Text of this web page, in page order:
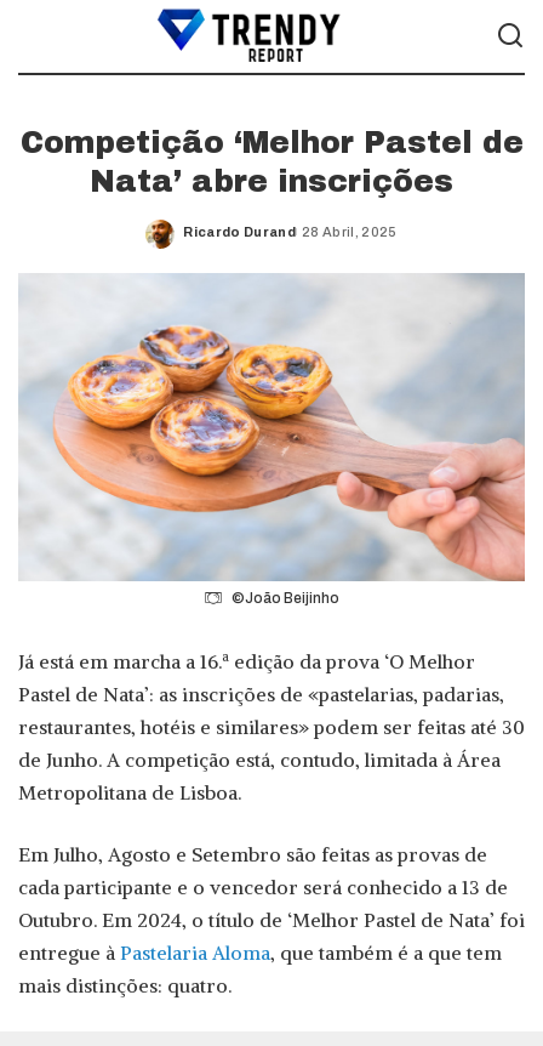
Competição ‘Melhor Pastel de
Nata’ abre inscrições
Posted
Ricardo Durand 28 Abril, 2025
©João Beijinho
Já está em marcha a 16.ª edição da prova ‘O Melhor
Pastel de Nata’: as inscrições de «pastelarias, padarias,
restaurantes, hotéis e similares» podem ser feitas até 30
de Junho. A competição está, contudo, limitada à Área
Metropolitana de Lisboa.
Em Julho, Agosto e Setembro são feitas as provas de
cada participante e o vencedor será conhecido a 13 de
Outubro. Em 2024, o título de ‘Melhor Pastel de Nata’ foi
entregue à Pastelaria Aloma, que também é a que tem
mais distinções: quatro.